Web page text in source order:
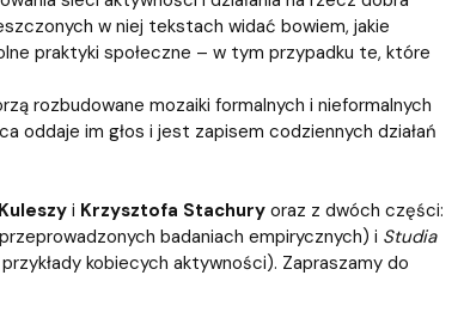
w niej tekstach widać bowiem, jakie
praktyki społeczne – w tym przypadku te, które
rozbudowane mozaiki formalnych i nieformalnych
oddaje im głos i jest zapisem codziennych działań
i Krzysztofa Stachuryoraz z dwóch części:
badaniach empirycznych) i Studia
kobiecych aktywności). Zapraszamy do